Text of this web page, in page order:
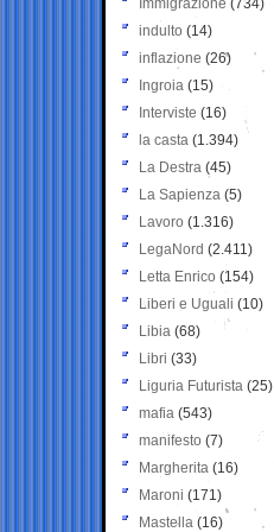
Immigrazione (734)
indulto (14)
inflazione (26)
Ingroia (15)
Interviste (16)
la casta (1.394)
La Destra (45)
La Sapienza (5)
Lavoro (1.316)
LegaNord (2.411)
Letta Enrico (154)
Liberi e Uguali (10)
Libia (68)
Libri (33)
Liguria Futurista (25)
mafia (543)
manifesto (7)
Margherita (16)
Maroni (171)
Mastella (16)